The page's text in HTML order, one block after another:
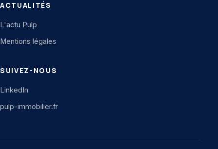
ACTUALITÉS
L'actu Pulp
Mentions légales
SUIVEZ-NOUS
LinkedIn
pulp-immobilier.fr